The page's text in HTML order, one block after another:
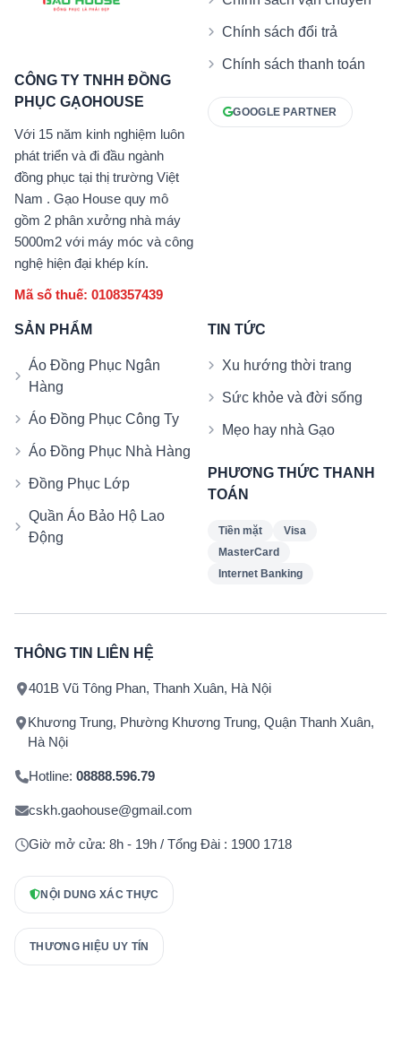
CÔNG TY TNHH ĐỒNG
PHỤC GẠOHOUSE
Với 15 năm kinh nghiệm luôn
phát triển và đi đầu ngành
đồng phục tại thị trường Việt
Nam . Gạo House quy mô
gồm 2 phân xưởng nhà máy
5000m2 với máy móc và công
nghệ hiện đại khép kín.
Mã số thuế: 0108357439
Chính sách đổi trả
Chính sách thanh toán
GOOGLE PARTNER
SẢN PHẨM
Áo Đồng Phục Ngân
Hàng
Áo Đồng Phục Công Ty
Áo Đồng Phục Nhà Hàng
Đồng Phục Lớp
Quần Áo Bảo Hộ Lao
Động
TIN TỨC
Xu hướng thời trang
Sức khỏe và đời sống
Mẹo hay nhà Gạo
PHƯƠNG THỨC THANH
TOÁN
Tiền mặt
Visa
MasterCard
Internet Banking
THÔNG TIN LIÊN HỆ
401B Vũ Tông Phan, Thanh Xuân, Hà Nội
Khương Trung, Phường Khương Trung, Quận Thanh Xuân,
Hà Nội
Hotline: 08888.596.79
cskh.gaohouse@gmail.com
Giờ mở cửa: 8h - 19h / Tổng Đài : 1900 1718
NỘI DUNG XÁC THỰC
THƯƠNG HIỆU UY TÍN